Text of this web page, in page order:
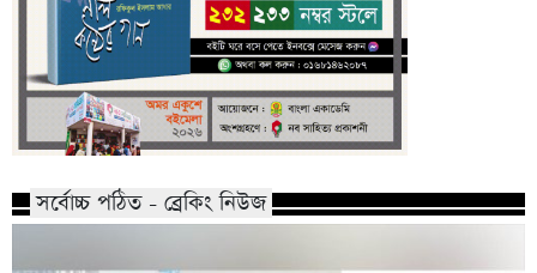
সর্বোচ্চ পঠিত - ব্রেকিং নিউজ